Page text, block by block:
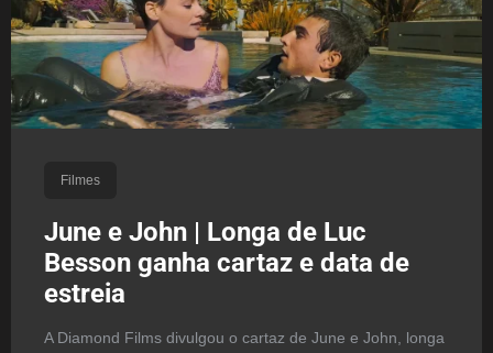
Filmes
June e John | Longa de Luc
Besson ganha cartaz e data de
estreia
A Diamond Films divulgou o cartaz de June e John, longa